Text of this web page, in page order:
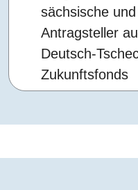
sächsische
Antragsteller
Deutsch-
Zukunftsfonds